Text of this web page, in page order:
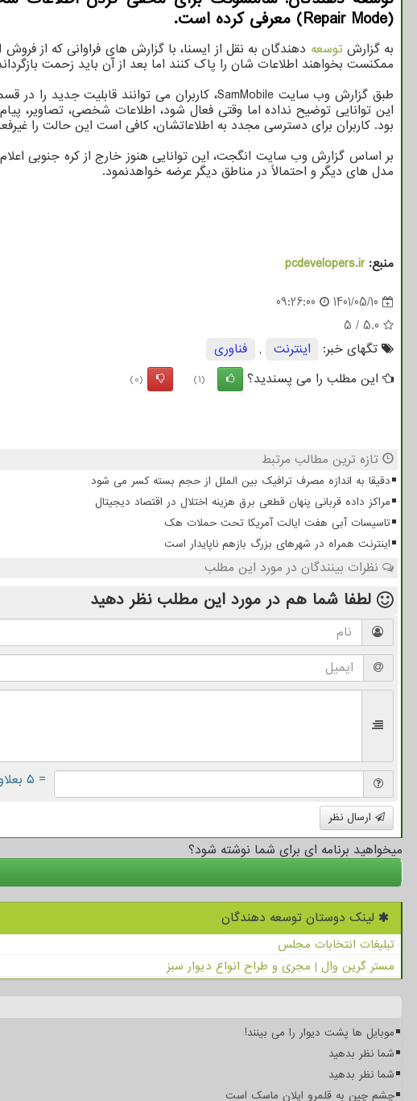
(Repair Mode) معرفی کرده است.
به گزارشتوسعه دهندگان به نقل از ایسنا، با گزارش های فراوانی که از
ممکنست بخواهند اطلاعات شان را پاک کنند اما بعد از آن باید زحمت
این توانایی توضیح نداده اما وقتی فعال شود، اطلاعات شخصی،
بود. کاربران برای دسترسی مجدد به اطلاعاتشان، کافی است این حالت را
مدل های دیگر و احتمالاً در مناطق دیگر عرضه خواهدنمود.
منبع:pcdevelopers.ir
1401/05/10
09:26:00
5.0
/
5
تگهای خبر:
اینترنت ,
فناوری
این مطلب را می پسندید؟
(1)
(0)
تازه ترین مطالب مرتبط
دقیقا به اندازه مصرف ترافیک بین الملل از حجم بسته کسر می شود
مراکز داده قربانی پنهان قطعی برق هزینه اختلال در اقتصاد دیجیتال
تاسیسات آبی هفت ایالت آمریکا تحت حملات هک
اینترنت همراه در شهرهای بزرگ بازهم ناپایدار است
نظرات بینندگان در مورد این مطلب
لطفا شما هم در مورد این مطلب نظر دهید
= ۵ بعلاوه ۳
ارسال نظر
میخواهید برنامه ای برای شما نوشته شود؟
لینک دوستان توسعه دهندگان
تبلیغات انتخابات مجلس
مستر گرین وال | مجری و طراح انواع دیوار سبز
موبایل ها پشت دیوار را می بینند!
شما نظر بدهید
شما نظر بدهید
چشم چین به قلمرو ایلان ماسک است